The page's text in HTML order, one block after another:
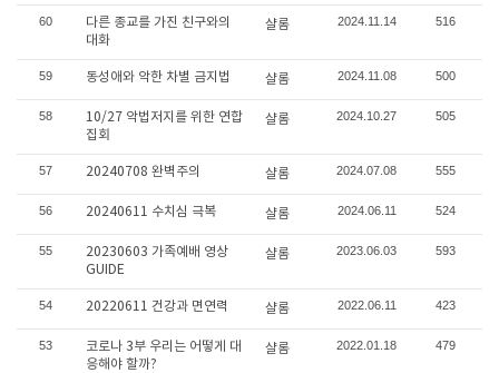
60
다른 종교를 가진 친구와의
대화
샬롬 2024.11.14 516
59 동성애와 악한 차별 금지법 샬롬 2024.11.08 500
58
10/27 악법저지를 위한 연합
집회
샬롬 2024.10.27 505
57 20240708 완벽주의 샬롬 2024.07.08 555
56 20240611 수치심 극복 샬롬 2024.06.11 524
55
20230603 가족예배 영상
GUIDE
샬롬 2023.06.03 593
54 20220611 건강과 면연력 샬롬 2022.06.11 423
53
코로나 3부 우리는 어떻게 대
응해야 할까?
샬롬 2022.01.18 479